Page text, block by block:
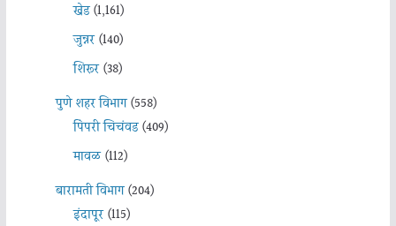
खेड(1,161)
जुन्नर(140)
शिरूर(38)
पुणे शहर विभाग(558)
पिंपरी चिचंवड(409)
मावळ(112)
बारामती विभाग(204)
इंदापूर(115)